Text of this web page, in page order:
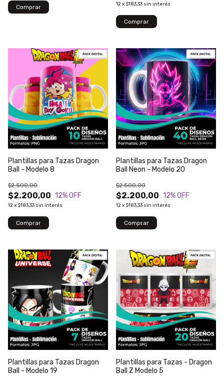
12x $183,33 sin interés
Plantillas para Tazas Dragon
Ball - Modelo 8
$2.200,00
$2.500,00
12% OFF
12x $183,33 sin interés
Plantillas para Tazas Dragon
Ball Neon - Modelo 20
$2.200,00
$2.500,00
12% OFF
12x $183,33 sin interés
Plantillas para Tazas Dragon
Ball - Modelo 19
Plantillas para Tazas - Dragon
Ball Z Modelo 5